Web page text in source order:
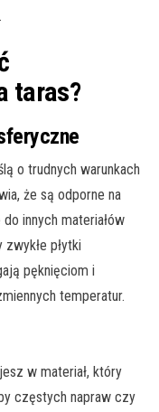
taras?
o trudnych warunkach
że są odporne na
innych materiałów
płytki
pęknięciom i
temperatur.
w materiał, który
częstych napraw czy